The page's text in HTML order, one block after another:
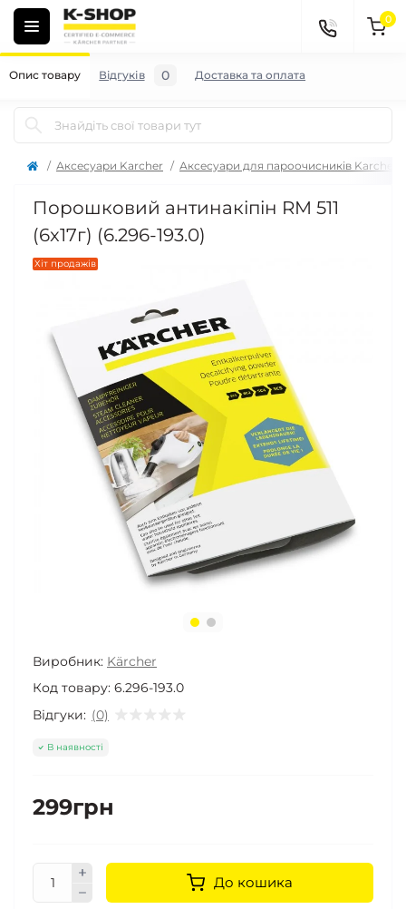
0
Аксесуари Karcher Аксесуари для пароочисників Karcher
Порошковий антинакіпін RM 511
(6x17г) (6.296-193.0)
Хіт продажів
Виробник: Kärcher
Код товару: 6.296-193.0
Відгуки: (0)
В наявності
299грн
До кошика
Опис товару Відгуків 0 Доставка та оплата